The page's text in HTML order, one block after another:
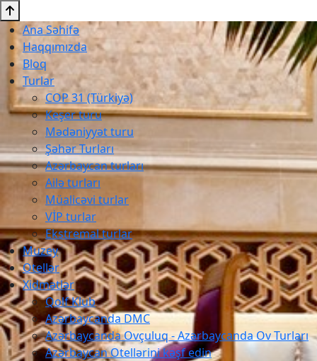
Ana Səhifə
Haqqımızda
Bloq
Turlar
COP 31 (Türkiyə)
Keşer turu
Mədəniyyət turu
Şəhər Turları
Azərbaycan turları
Ailə turları
Müalicəvi turlar
VİP turlar
Ekstremal turlar
Muzey
Otellər
Xidmətlər
Qolf Klub
Azərbaycanda DMC
Azərbaycanda Ovçuluq - Azərbaycanda Ov Turları
Azərbaycan Otellərini kəşf edin